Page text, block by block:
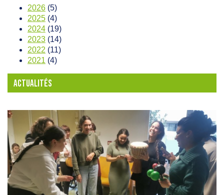
2026 (5)
2025 (4)
2024 (19)
2023 (14)
2022 (11)
2021 (4)
ACTUALITÉS